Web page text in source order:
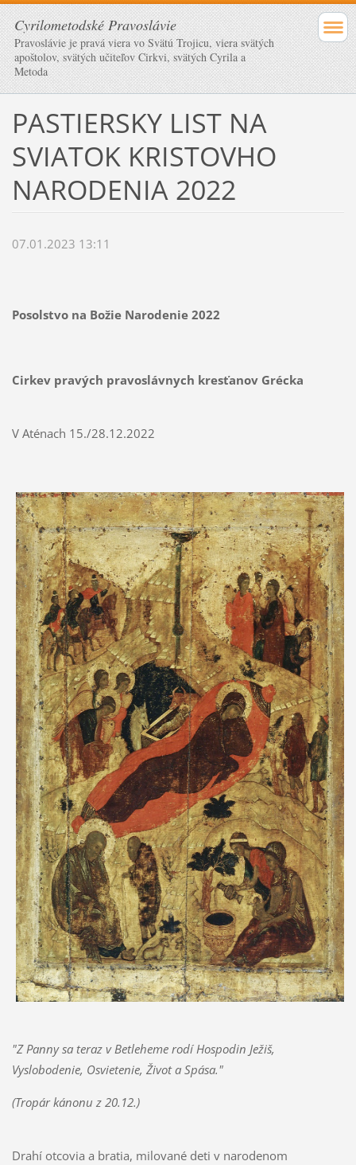
Cyrilometodské Pravoslávie
Pravoslávie je pravá viera vo Svätú Trojicu, viera svätých
apoštolov, svätých učiteľov Cirkvi, svätých Cyrila a
Metoda
PASTIERSKY LIST NA
SVIATOK KRISTOVHO
NARODENIA 2022
07.01.2023 13:11
Posolstvo na Božie Narodenie 2022
Cirkev pravých pravoslávnych kresťanov Grécka
V Aténach 15./28.12.2022
"Z Panny sa teraz v Betleheme rodí Hospodin Ježiš,
Vyslobodenie, Osvietenie, Život a Spása."
(Tropár kánonu z 20.12.)
Drahí otcovia a bratia, milované deti v narodenom